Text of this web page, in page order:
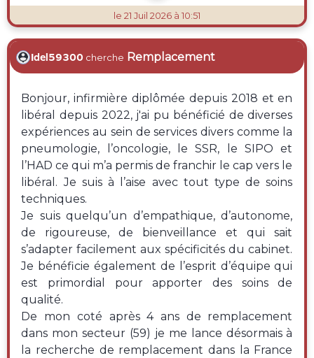
le 21 Juil 2026 à 10:51
Idel59300 cherche Remplacement
Bonjour, infirmière diplômée depuis 2018 et en
libéral depuis 2022, j'ai pu bénéficié de diverses
expériences au sein de services divers comme la
pneumologie, l’oncologie, le SSR, le SIPO et
l’HAD ce qui m’a permis de franchir le cap vers le
libéral. Je suis à l’aise avec tout type de soins
techniques.
Je suis quelqu’un d’empathique, d’autonome,
de rigoureuse, de bienveillance et qui sait
s’adapter facilement aux spécificités du cabinet.
Je bénéficie également de l’esprit d’équipe qui
est primordial pour apporter des soins de
qualité.
De mon coté après 4 ans de remplacement
dans mon secteur (59) je me lance désormais à
la recherche de remplacement dans la France